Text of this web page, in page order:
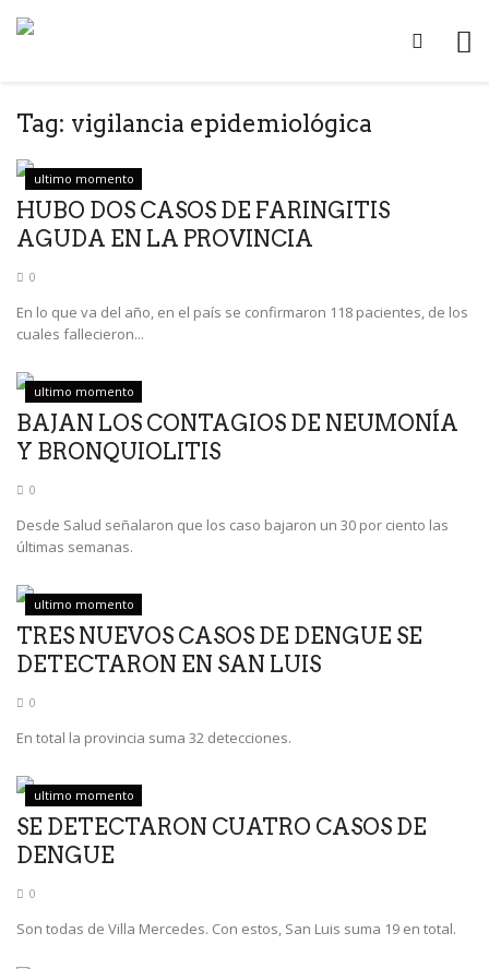
Tag: vigilancia epidemiológica
ultimo momento
HUBO DOS CASOS DE FARINGITIS
AGUDA EN LA PROVINCIA
0
En lo que va del año, en el país se confirmaron 118 pacientes, de los
cuales fallecieron...
ultimo momento
BAJAN LOS CONTAGIOS DE NEUMONÍA
Y BRONQUIOLITIS
0
Desde Salud señalaron que los caso bajaron un 30 por ciento las
últimas semanas.
ultimo momento
TRES NUEVOS CASOS DE DENGUE SE
DETECTARON EN SAN LUIS
0
En total la provincia suma 32 detecciones.
ultimo momento
SE DETECTARON CUATRO CASOS DE
DENGUE
0
Son todas de Villa Mercedes. Con estos, San Luis suma 19 en total.